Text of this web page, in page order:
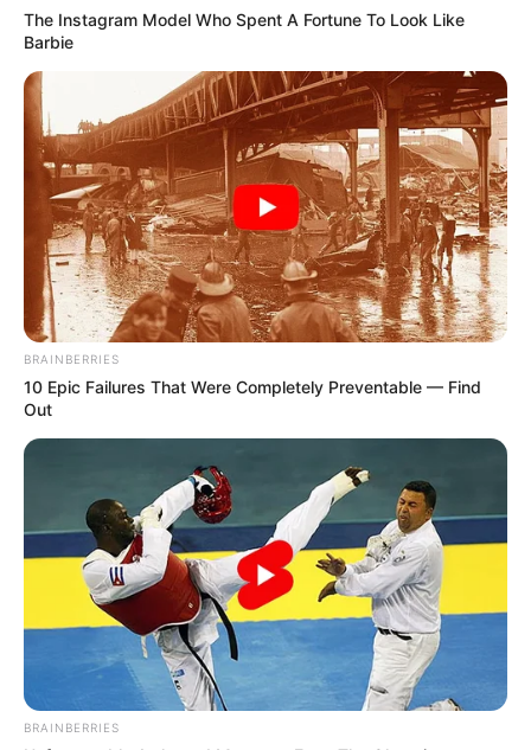
The Instagram Model Who Spent A Fortune To Look Like
Barbie
BRAINBERRIES
10 Epic Failures That Were Completely Preventable — Find
Out
BRAINBERRIES